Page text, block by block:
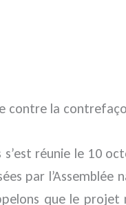
contre la
s’est réunie le 10
par
que le